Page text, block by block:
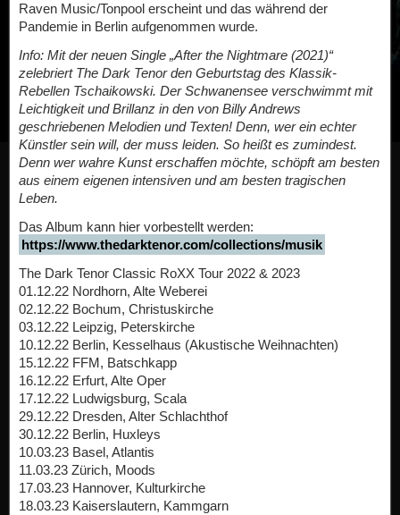
Raven Music/Tonpool erscheint und das während der
Pandemie in Berlin aufgenommen wurde.
Info: Mit der neuen Single „After the Nightmare (2021)“
zelebriert The Dark Tenor den Geburtstag des Klassik-
Rebellen Tschaikowski. Der Schwanensee verschwimmt mit
Leichtigkeit und Brillanz in den von Billy Andrews
geschriebenen Melodien und Texten! Denn, wer ein echter
Künstler sein will, der muss leiden. So heißt es zumindest.
Denn wer wahre Kunst erschaffen möchte, schöpft am besten
aus einem eigenen intensiven und am besten tragischen
Leben.
Das Album kann hier vorbestellt werden:
https://www.thedarktenor.com/collections/musik
The Dark Tenor Classic RoXX Tour 2022 & 2023
01.12.22 Nordhorn, Alte Weberei
02.12.22 Bochum, Christuskirche
03.12.22 Leipzig, Peterskirche
10.12.22 Berlin, Kesselhaus (Akustische Weihnachten)
15.12.22 FFM, Batschkapp
16.12.22 Erfurt, Alte Oper
17.12.22 Ludwigsburg, Scala
29.12.22 Dresden, Alter Schlachthof
30.12.22 Berlin, Huxleys
10.03.23 Basel, Atlantis
11.03.23 Zürich, Moods
17.03.23 Hannover, Kulturkirche
18.03.23 Kaiserslautern, Kammgarn